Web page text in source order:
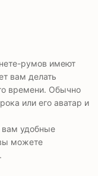
румов имеют
вам делать
времени. Обычно
или его аватар и
вам удобные
можете